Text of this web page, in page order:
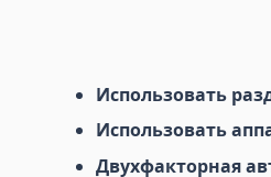
Использовать
Использовать
Двухфакторная